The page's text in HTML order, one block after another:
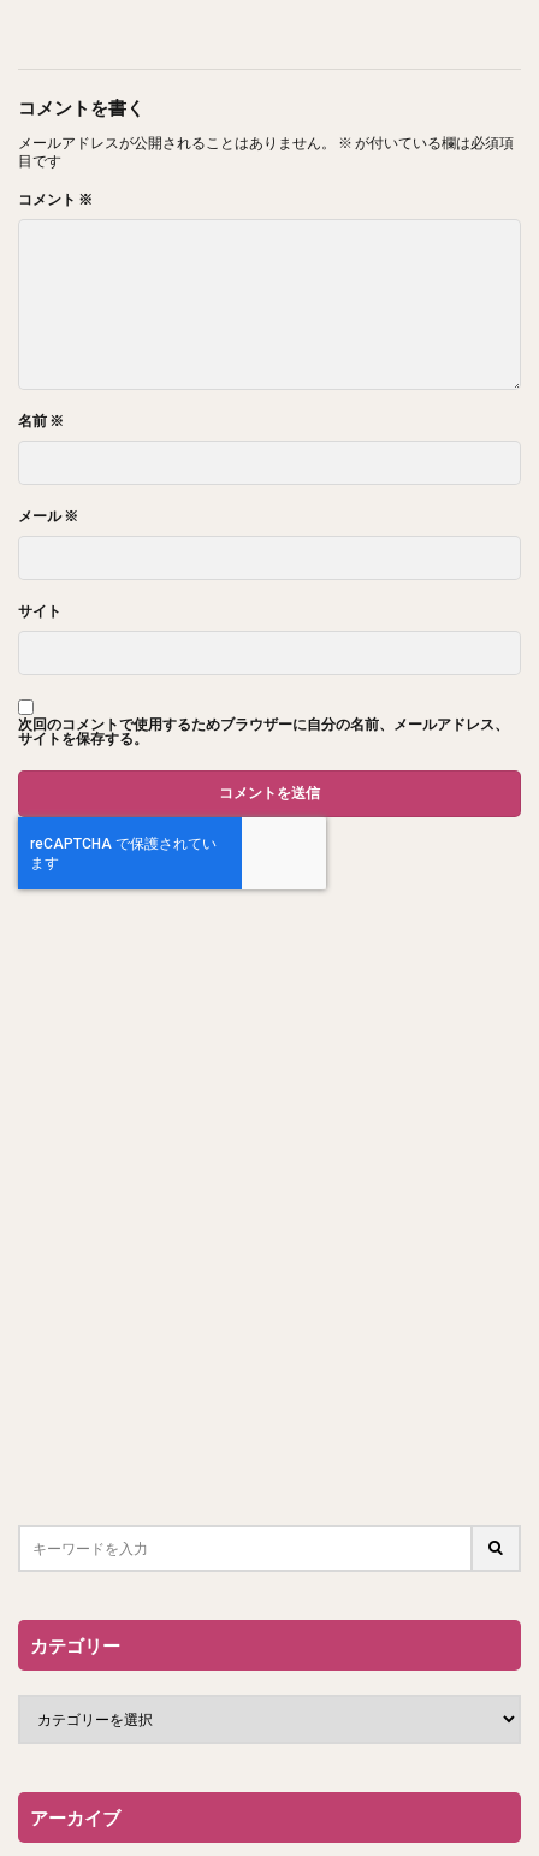
コメントを書く
メールアドレスが公開されることはありません。 ※ が付いている欄は必須項
目です
コメント ※
名前 ※
メール※
サイト
次回のコメントで使用するためブラウザーに自分の名前、メールアドレス、
サイトを保存する。
カテゴリー
アーカイブ